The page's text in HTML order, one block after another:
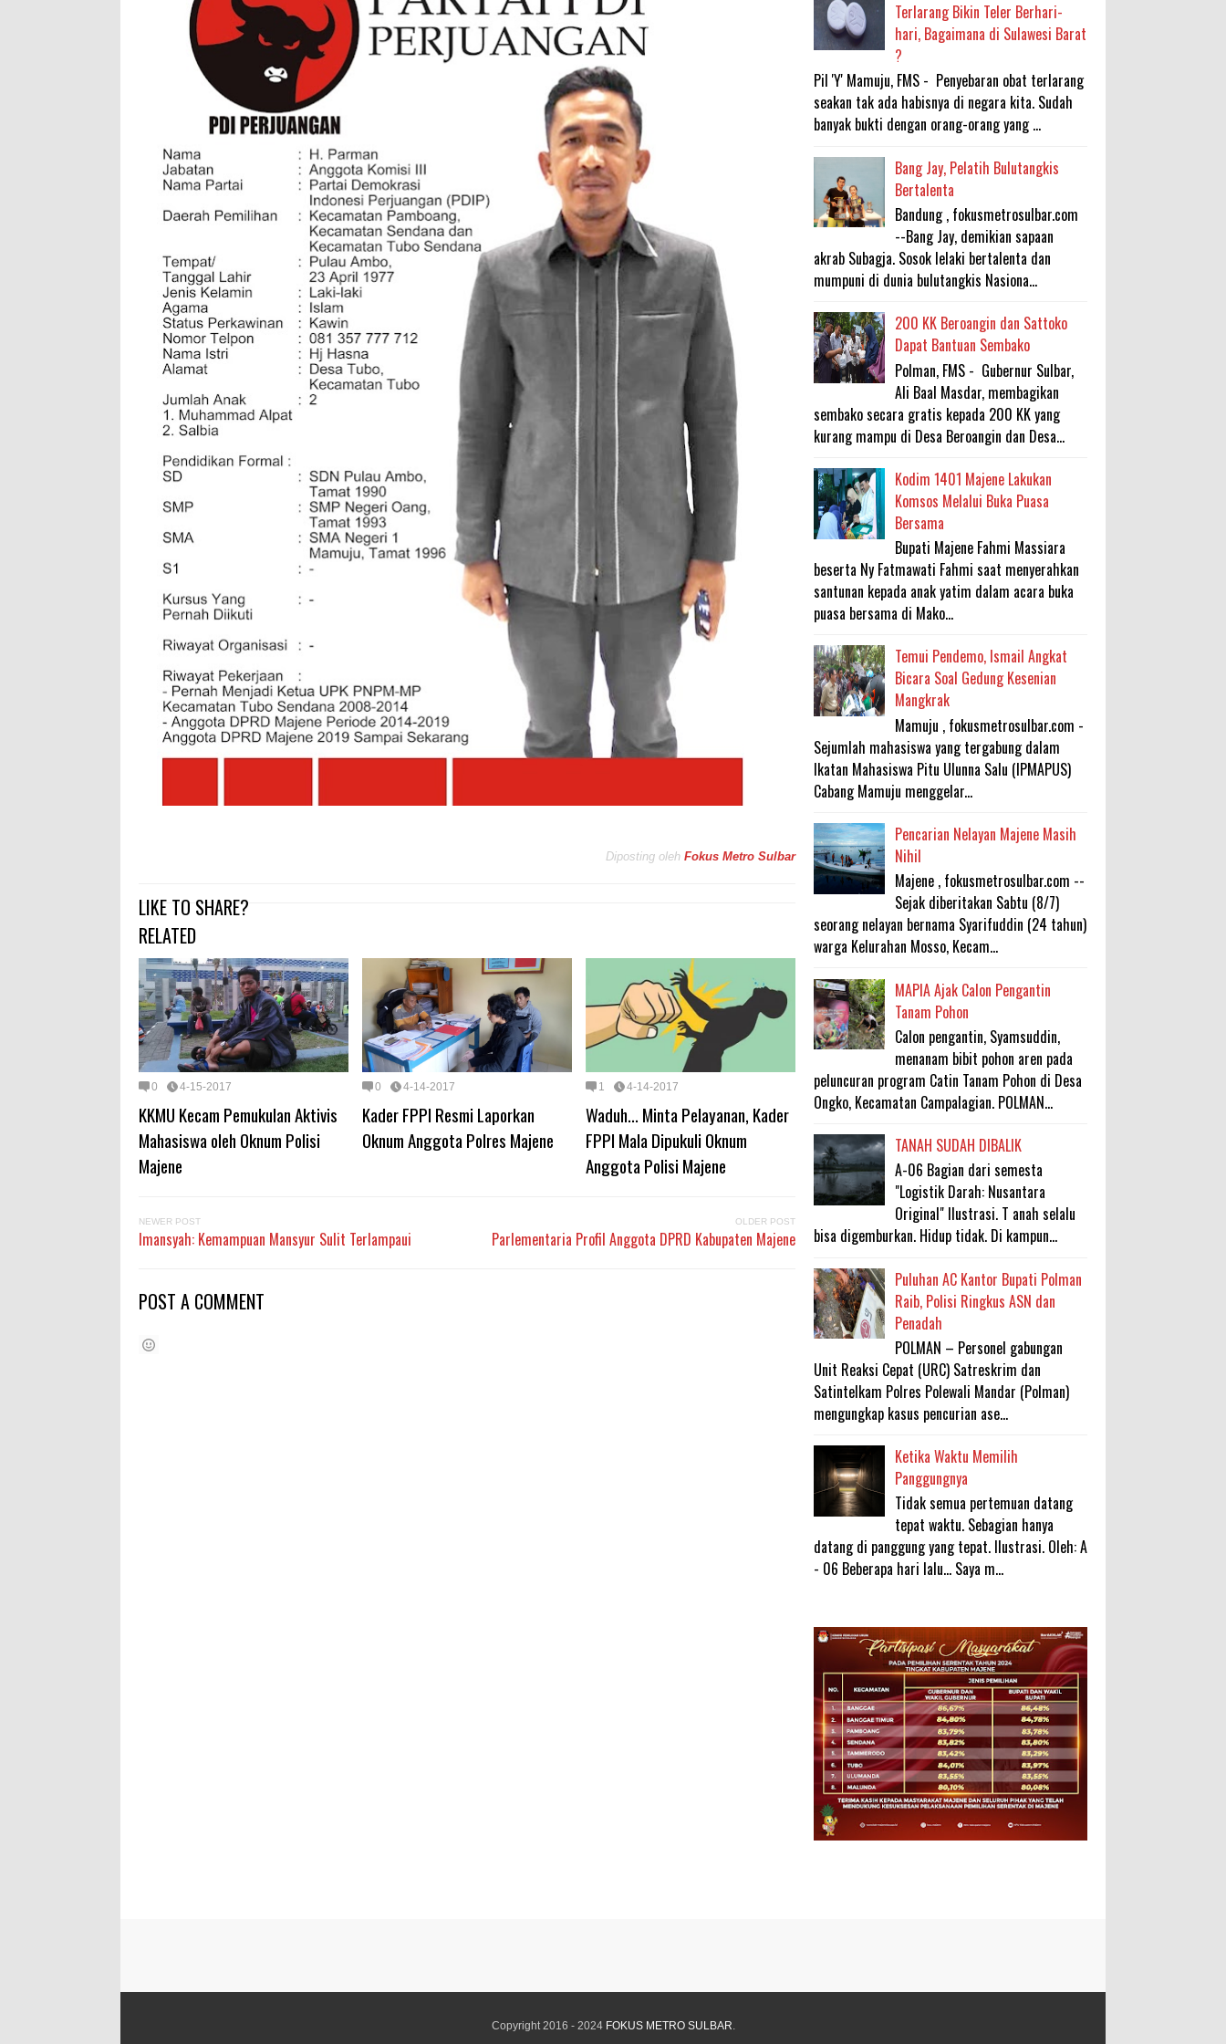
Diposting oleh Fokus Metro Sulbar
LIKE TO SHARE?
RELATED
0 4-15-2017
KKMU Kecam Pemukulan Aktivis
Mahasiswa oleh Oknum Polisi
Majene
0 4-14-2017
Kader FPPI Resmi Laporkan
Oknum Anggota Polres Majene
1 4-14-2017
Waduh... Minta Pelayanan, Kader
FPPI Mala Dipukuli Oknum
Anggota Polisi Majene
NEWER POST
Imansyah: Kemampuan Mansyur Sulit Terlampaui
OLDER POST
Parlementaria Profil Anggota DPRD Kabupaten Majene
POST A COMMENT
Terlarang Bikin Teler Berhari-
hari, Bagaimana di Sulawesi Barat
?
Pil 'Y' Mamuju, FMS - Penyebaran obat terlarang
seakan tak ada habisnya di negara kita. Sudah
banyak bukti dengan orang-orang yang ...
Bang Jay, Pelatih Bulutangkis
Bertalenta
Bandung , fokusmetrosulbar.com
--Bang Jay, demikian sapaan
akrab Subagja. Sosok lelaki bertalenta dan
mumpuni di dunia bulutangkis Nasiona...
200 KK Beroangin dan Sattoko
Dapat Bantuan Sembako
Polman, FMS - Gubernur Sulbar,
Ali Baal Masdar, membagikan
sembako secara gratis kepada 200 KK yang
kurang mampu di Desa Beroangin dan Desa...
Kodim 1401 Majene Lakukan
Komsos Melalui Buka Puasa
Bersama
Bupati Majene Fahmi Massiara
beserta Ny Fatmawati Fahmi saat menyerahkan
santunan kepada anak yatim dalam acara buka
puasa bersama di Mako...
Temui Pendemo, Ismail Angkat
Bicara Soal Gedung Kesenian
Mangkrak
Mamuju , fokusmetrosulbar.com -
Sejumlah mahasiswa yang tergabung dalam
Ikatan Mahasiswa Pitu Ulunna Salu (IPMAPUS)
Cabang Mamuju menggelar...
Pencarian Nelayan Majene Masih
Nihil
Majene , fokusmetrosulbar.com --
Sejak diberitakan Sabtu (8/7)
seorang nelayan bernama Syarifuddin (24 tahun)
warga Kelurahan Mosso, Kecam...
MAPIA Ajak Calon Pengantin
Tanam Pohon
Calon pengantin, Syamsuddin,
menanam bibit pohon aren pada
peluncuran program Catin Tanam Pohon di Desa
Ongko, Kecamatan Campalagian. POLMAN...
TANAH SUDAH DIBALIK
A-06 Bagian dari semesta
"Logistik Darah: Nusantara
Original" Ilustrasi. T anah selalu
bisa digemburkan. Hidup tidak. Di kampun...
Puluhan AC Kantor Bupati Polman
Raib, Polisi Ringkus ASN dan
Penadah
POLMAN – Personel gabungan
Unit Reaksi Cepat (URC) Satreskrim dan
Satintelkam Polres Polewali Mandar (Polman)
mengungkap kasus pencurian ase...
Ketika Waktu Memilih
Panggungnya
Tidak semua pertemuan datang
tepat waktu. Sebagian hanya
datang di panggung yang tepat. Ilustrasi. Oleh: A
- 06 Beberapa hari lalu... Saya m...
Copyright 2016 - 2024 FOKUS METRO SULBAR.